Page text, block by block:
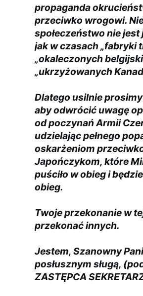
propaganda
przeciwko wrogowi.
społeczeństwo nie
jak w czasach „fabryki
„okaleczonych
„ukrzyżowanych
Dlatego usilnie
aby odwrócić uwagę
od poczynań Armii
udzielając pełnego
oskarżeniom
Japończykom, które
puściło w obieg i
obieg.
Twoje przekonanie w
przekonać innych.
Jestem, Szanowny
posłusznym sługą,
ZASTĘPCA